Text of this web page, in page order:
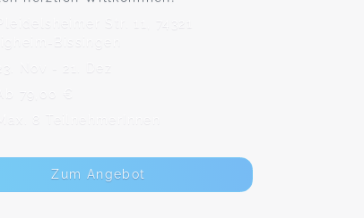
Str. 11, 74321
Bissingen
Nov - 21. Dez
79,00 €
8 TeilnehmerInnen
Zum Angebot